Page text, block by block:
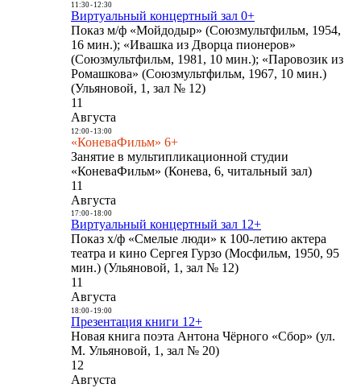
11:30- 12:30
Виртуальный концертный зал 0+
Показ м/ф «Мойдодыр» (Союзмультфильм, 1954,
16 мин.); «Ивашка из Дворца пионеров»
(Союзмультфильм, 1981, 10 мин.); «Паровозик из
Ромашкова» (Союзмультфильм, 1967, 10 мин.)
(Ульяновой, 1, зал № 12)
11
Августа
12:00- 13:00
«КоневаФильм» 6+
Занятие в мультипликационной студии
«КоневаФильм» (Конева, 6, читальный зал)
11
Августа
17:00- 18:00
Виртуальный концертный зал 12+
Показ х/ф «Смелые люди» к 100-летию актера
театра и кино Сергея Гурзо (Мосфильм, 1950, 95
мин.) (Ульяновой, 1, зал № 12)
11
Августа
18:00- 19:00
Презентация книги 12+
Новая книга поэта Антона Чёрного «Сбор» (ул.
М. Ульяновой, 1, зал № 20)
12
Августа